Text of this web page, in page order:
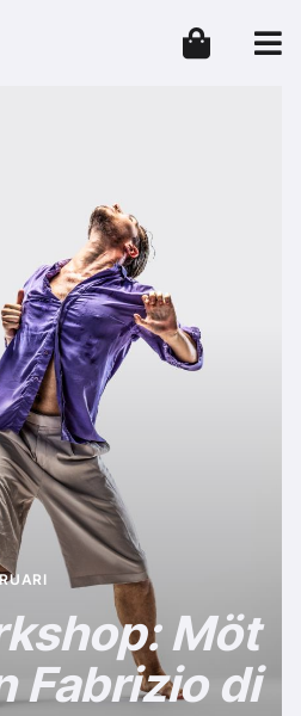
Dansteater
Header
Möt
Fabrizio di